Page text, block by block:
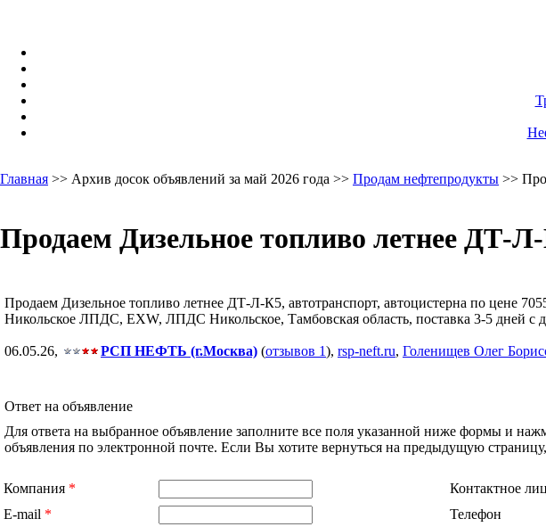
Главная >> Архив досок объявлений за май 2026 года >> Продам нефтепродукты >>
Продаем Дизельное топливо летнее ДТ-
Продаем Дизельное топливо летнее ДТ-Л-К5, автотранспорт, автоцистерна по цене
Никольское ЛПДС, EXW, ЛПДС Никольское, Тамбовская область, поставка 3-5 дней с
06.05.26, РСП НЕФТЬ (г.Москва) (отзывов 1), rsp-neft.ru, Голенищев Олег
Ответ на объявление
Для ответа на выбранное объявление заполните все поля указанной ниже формы и
объявления по электронной почте. Если Вы хотите вернуться на предыдущую
Компания * Контактное
E-mail *
Телефон